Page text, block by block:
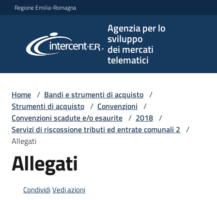
Vai al contenuto
Vai alla navigazione
Vai al footer
Regione Emilia-Romagna
Agenzia per lo
sviluppo
dei mercati
telematici
per lo
sviluppo
telematici
L'Agenzia
Home / Bandi e strumenti di acquisto /
Strumenti di acquisto / Convenzioni /
Convenzioni scadute e/o esaurite / 2018 /
Servizi di riscossione tributi ed entrate comunali 2 /
Allegati
Allegati
CondividiVedi azioni